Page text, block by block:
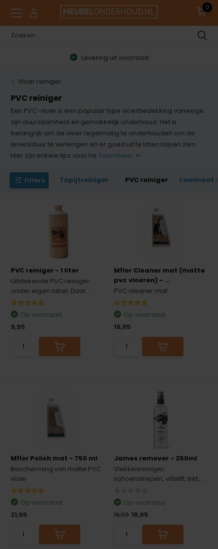
0
Levering uit voorraad
Vloer reiniger
PVC reiniger
Een PVC-vloer is een populair type vloerbedekking vanwege
zijn duurzaamheid en gemakkelijk onderhoud. Het is
belangrijk om de vloer regelmatig te onderhouden om de
levensduur te verlengen en er goed uit te laten blijven zien.
Hier zijn enkele tips voor heToon meer
Filters Tapijtreiniger PVC reiniger Laminaat
PVC reiniger - 1 liter
Uitstekende PVC reiniger
onder eigen label. Daar...
Op voorraad
9,95
Mflor Cleaner mat (matte
pvc vloeren) - ...
PVC cleaner mat
Op voorraad
16,95
Mflor Polish mat - 750 ml
Bescherming van matte PVC
vloer
Op voorraad
21,95
James remover - 250ml
Vlekkenreiniger;
schoenstrepen, viltstift, inkt,...
Op voorraad
19,50 18,95